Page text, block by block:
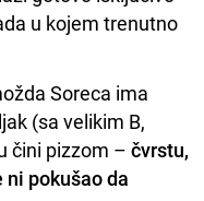
u kojem trenutno
Soreca ima
(sa velikim B,
čini pizzom – čvrstu,
pokušao da